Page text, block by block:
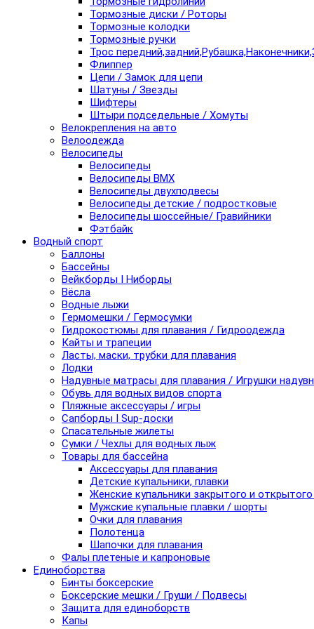
Тормозные диски / Роторы
Тормозные колодки
Тормозные ручки
Трос
Флиппер
Цепи / Замок для цепи
Шатуны / Звезды
Шифтеры
Штыри подседельные / Хомуты
Велокрепления на авто
Велоодежда
Велосипеды
Велосипеды
Велосипеды BMX
Велосипеды двухподвесы
Велосипеды детские / подростковые
Велосипеды шоссейные/ Гравийники
Фэтбайк
Водный спорт
Баллоны
Бассейны
Вейкборды I Ниборды
Вёсла
Водные лыжи
Гермомешки / Гермосумки
Гидрокостюмы для плавания / Гидроодежда
Кайты и трапеции
Ласты, маски, трубки для плавания
Лодки
Надувные матрасы для плавания / Игрушки
Обувь для водных видов спорта
Пляжные аксессуары / игры
Сапборды I Sup-доски
Спасательные жилеты
Сумки / Чехлы для водных лыж
Товары для бассейна
Аксессуары для плавания
Детские купальники, плавки
Женские купальники закрытого и
Мужские купальные плавки / шорты
Очки для плавания
Полотенца
Шапочки для плавания
Фалы плетеные и капроновые
Единоборства
Бинты боксерские
Боксерские мешки / Груши / Подвесы
Защита для единоборств
Капы